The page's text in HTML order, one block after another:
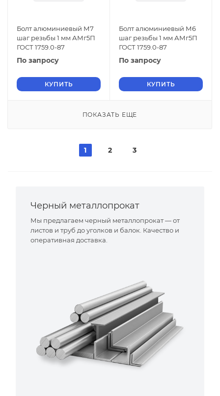
Болт алюминиевый М7
шаг резьбы 1 мм АМг5П
ГОСТ 1759.0-87
По запросу
КУПИТЬ
Болт алюминиевый М6
шаг резьбы 1 мм АМг5П
ГОСТ 1759.0-87
По запросу
КУПИТЬ
ПОКАЗАТЬ ЕЩЕ
1 2 3
Черный металлопрокат
Мы предлагаем черный металлопрокат — от
листов и труб до уголков и балок. Качество и
оперативная доставка.